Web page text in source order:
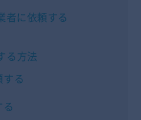
に依頼する
る方法
る